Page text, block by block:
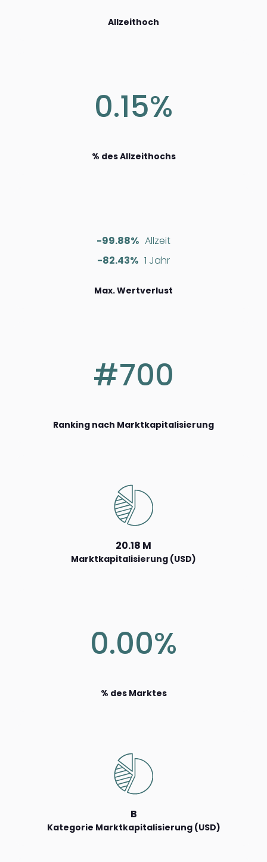
Allzeithoch
0.15%
% des Allzeithochs
-99.88% Allzeit
-82.43% 1 Jahr
Max. Wertverlust
#700
Ranking nach Marktkapitalisierung
20.18 M
Marktkapitalisierung (USD)
0.00%
% des Marktes
B
Kategorie Marktkapitalisierung (USD)